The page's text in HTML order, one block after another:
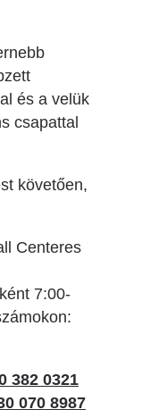
és a velük
csapattal
követően,
Centeres
7:00-
382 0321
070 8987